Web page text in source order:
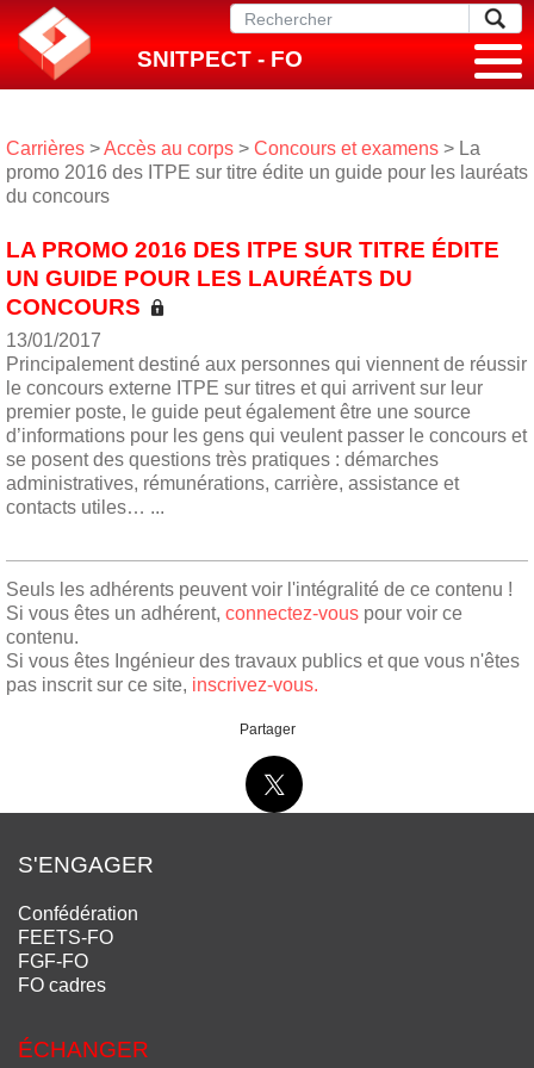
SNITPECT - FO
Carrières >Accès au corps > Concours et examens > La
promo 2016 des ITPE sur titre édite un guide pour les lauréats
du concours
LA PROMO 2016 DES ITPE SUR TITRE ÉDITE
UN GUIDE POUR LES LAURÉATS DU
CONCOURS
13/01/2017
Principalement destiné aux personnes qui viennent de réussir
le concours externe ITPE sur titres et qui arrivent sur leur
premier poste, le guide peut également être une source
d’informations pour les gens qui veulent passer le concours et
se posent des questions très pratiques : démarches
administratives, rémunérations, carrière, assistance et
contacts utiles… ...
Seuls les adhérents peuvent voir l'intégralité de ce contenu !
Si vous êtes un adhérent, connectez-vous pour voir ce
contenu.
Si vous êtes Ingénieur des travaux publics et que vous n'êtes
pas inscrit sur ce site, inscrivez-vous.
Partager
S'ENGAGER
Confédération
FEETS-FO
FGF-FO
FO cadres
ÉCHANGER